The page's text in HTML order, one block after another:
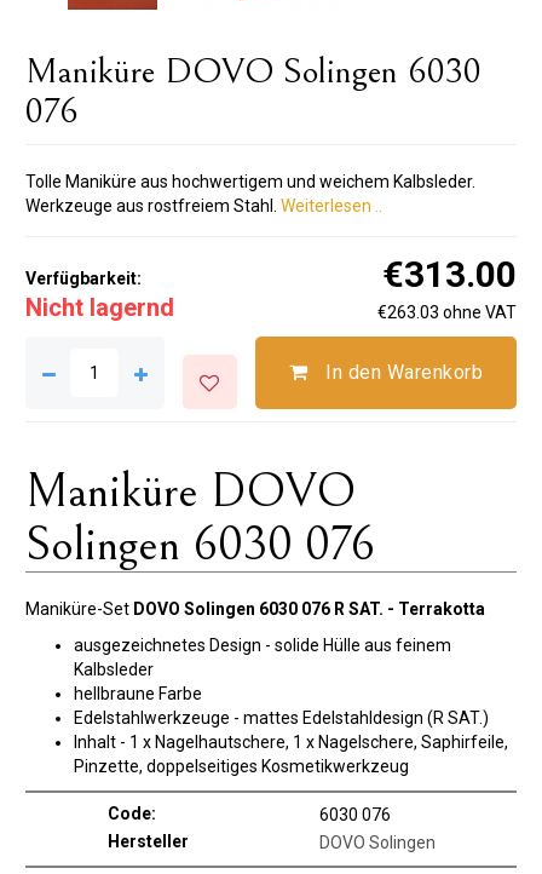
Maniküre DOVO Solingen 6030
076
Tolle Maniküre aus hochwertigem und weichem Kalbsleder.
Werkzeuge aus rostfreiem Stahl. Weiterlesen ..
Verfügbarkeit:
Nicht lagernd
€313.00
€263.03 ohne VAT
In den Warenkorb
Maniküre DOVO
Solingen 6030 076
Maniküre-Set DOVO Solingen 6030 076 R SAT. - Terrakotta
ausgezeichnetes Design - solide Hülle aus feinem
Kalbsleder
hellbraune Farbe
Edelstahlwerkzeuge - mattes Edelstahldesign (R SAT.)
Inhalt - 1 x Nagelhautschere, 1 x Nagelschere, Saphirfeile,
Pinzette, doppelseitiges Kosmetikwerkzeug
Code:
6030 076
Hersteller
DOVO Solingen